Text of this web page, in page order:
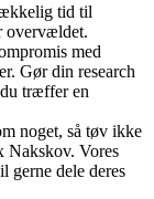
tid til
overvældet.
med
Gør din research
træffer en
noget, så tøv ikke
Nakskov. Vores
gerne dele deres